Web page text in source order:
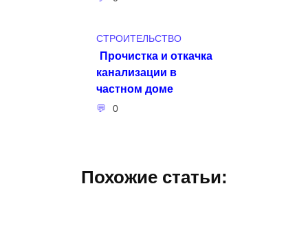
СТРОИТЕЛЬСТВО
Прочистка и откачка
канализации в
частном доме
0
Похожие статьи: